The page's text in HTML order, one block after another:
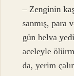
– Zenginin
sanmış,
gün helva
aceleyle
da, yerim